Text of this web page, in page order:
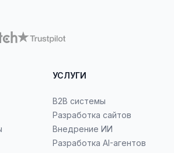
УСЛУГИ
B2B системы
Разработка сайтов
Внедрение ИИ
Разработка AI-агентов